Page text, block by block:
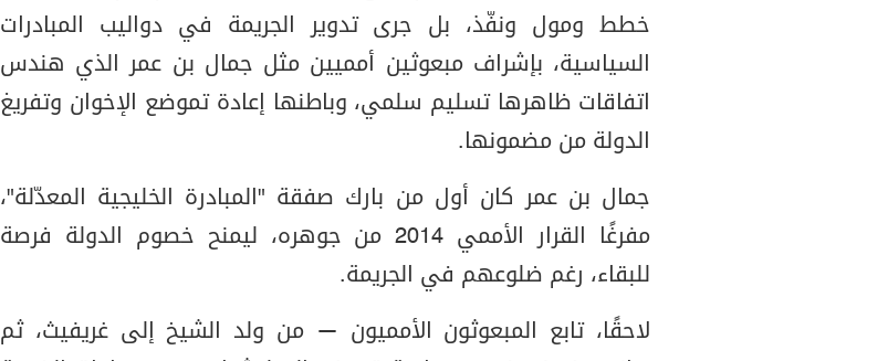
خطط ومول ونفّذ، بل جرى تدوير الجريمة في دواليب المبادرات
السياسية، بإشراف مبعوثين أمميين مثل جمال بن عمر الذي هندس
اتفاقات ظاهرها تسليم سلمي، وباطنها إعادة تموضع الإخوان وتفريغ
الدولة من مضمونها.
جمال بن عمر كان أول من بارك صفقة "المبادرة الخليجية المعدّلة"،
مفرغًا القرار الأممي 2014 من جوهره، ليمنح خصوم الدولة فرصة
للبقاء، رغم ضلوعهم في الجريمة.
لاحقًا، تابع المبعوثون الأمميون — من ولد الشيخ إلى غريفيث، ثم